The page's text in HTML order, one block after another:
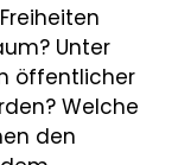
Unter
öffentlicher
Welche
den